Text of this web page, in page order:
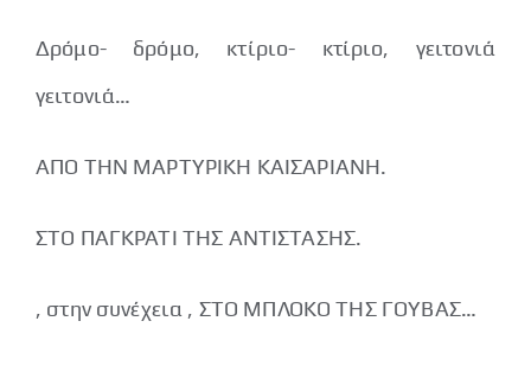
Δρόμο- δρόμο, κτίριο- κτίριο, γειτονιά
γειτονιά…
ΑΠΟ ΤΗΝ ΜΑΡΤΥΡΙΚΗ ΚΑΙΣΑΡΙΑΝΗ.
ΣΤΟ ΠΑΓΚΡΑΤΙ ΤΗΣ ΑΝΤΙΣΤΑΣΗΣ.
, στην συνέχεια , ΣΤΟ ΜΠΛΟΚΟ ΤΗΣ ΓΟΥΒΑΣ…